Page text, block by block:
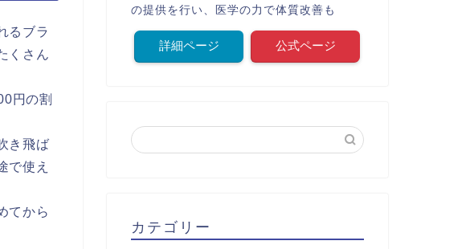
るブラ
くさん
円の割
き飛ば
で使え
てから
の提供を行い、医学の力で体質改善も
詳細ページ 公式ページ
カテゴリー